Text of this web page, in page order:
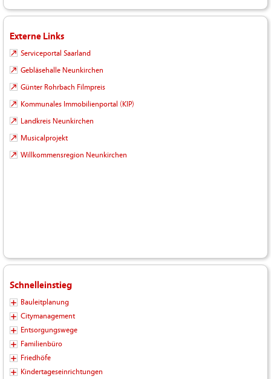
Externe Links
Serviceportal Saarland
Gebläsehalle Neunkirchen
Günter Rohrbach Filmpreis
Kommunales Immobilienportal (KIP)
Landkreis Neunkirchen
Musicalprojekt
Willkommensregion Neunkirchen
Schnelleinstieg
Bauleitplanung
Citymanagement
Entsorgungswege
Familienbüro
Friedhöfe
Kindertageseinrichtungen